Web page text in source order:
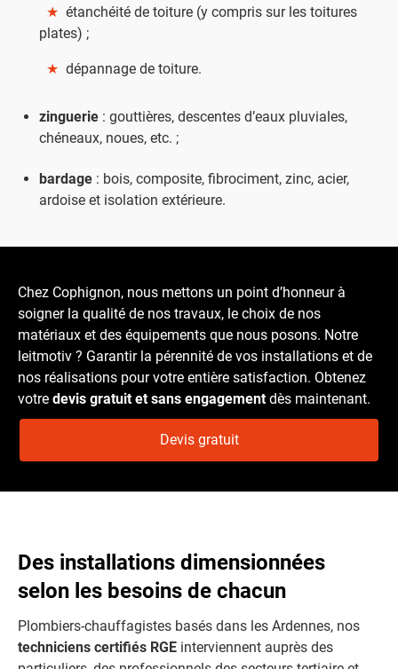
★ étanchéité de toiture (y compris sur les toitures
plates) ;
★ dépannage de toiture.
zinguerie : gouttières, descentes d’eaux pluviales,
chéneaux, noues, etc. ;
bardage : bois, composite, fibrociment, zinc, acier,
ardoise et isolation extérieure.
Chez Cophignon, nous mettons un point d’honneur à
soigner la qualité de nos travaux, le choix de nos
matériaux et des équipements que nous posons. Notre
leitmotiv ? Garantir la pérennité de vos installations et de
nos réalisations pour votre entière satisfaction. Obtenez
votre devis gratuit et sans engagementdès maintenant.
Devis gratuit
Des installations dimensionnées
selon les besoins de chacun
Plombiers-chauffagistes basés dans les Ardennes, nos
techniciens certifiés RGE interviennent auprès des